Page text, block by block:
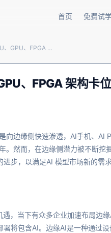
首页 免费试
边缘AI浪潮来袭，NPU、GPU、FPGA 架构卡位战打响
、FPGA 架构卡
向边缘侧快速渗透，AI手机、AI
。然而，在边缘侧潜力被不断
步，以满足AI 模型市场新的需
，当下有众多企业加速布局边
将包含AI。边缘AI是一种通过